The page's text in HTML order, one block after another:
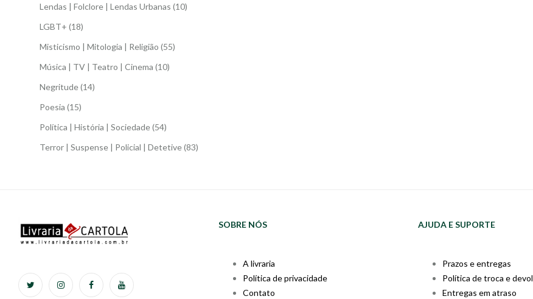
Lendas | Folclore | Lendas Urbanas (10)
LGBT+ (18)
Misticismo | Mitologia | Religião (55)
Música | TV | Teatro | Cinema (10)
Negritude(14)
Poesia (15)
Política | História | Sociedade(54)
Terror | Suspense | Policial | Detetive(83)
SOBRE NÓS
A livraria
Política de privacidade
Contato
AJUDA E SUPORTE
Prazos e entregas
Política de troca e
Entregas em atraso